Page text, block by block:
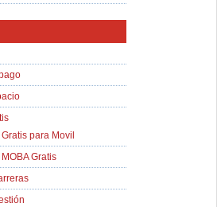
para Movil
Gratis